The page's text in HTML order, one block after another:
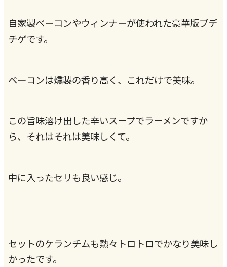
自家製ベーコンやウィンナーが使われた豪華版プデ
チゲです。
ベーコンは燻製の香り高く、これだけで美味。
この旨味溶け出した辛いスープでラーメンですか
ら、それはそれは美味しくて。
中に入ったセリも良い感じ。
セットのケランチムも熱々トロトロでかなり美味し
かったです。